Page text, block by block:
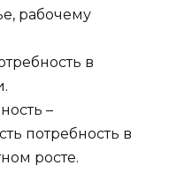
рабочему
в
–
потребность в
росте.